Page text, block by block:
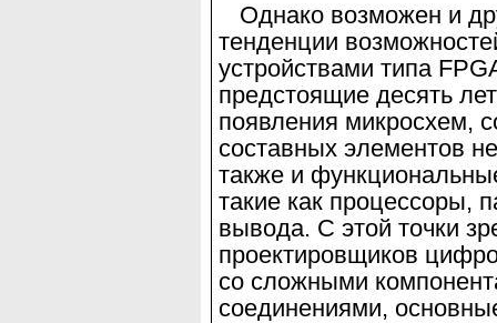
Однако возможен и
тенденции возможнос
устройствами типа
предстоящие десять
появления микросхем,
составных элементов
также и
такие как процессоры,
вывода. С этой точки
проектировщиков
со сложными
соединениями,